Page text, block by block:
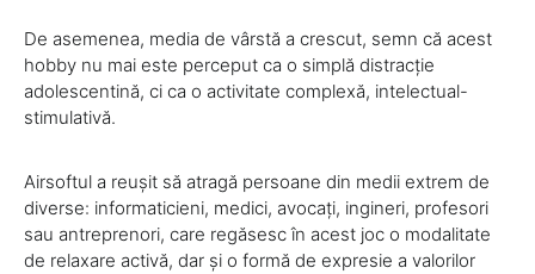
De asemenea, media de vârstă a crescut, semn că acest
hobby nu mai este perceput ca o simplă distracție
adolescentină, ci ca o activitate complexă, intelectual-
stimulativă.
Airsoftul a reușit să atragă persoane din medii extrem de
diverse: informaticieni, medici, avocați, ingineri, profesori
sau antreprenori, care regăsesc în acest joc o modalitate
de relaxare activă, dar și o formă de expresie a valorilor